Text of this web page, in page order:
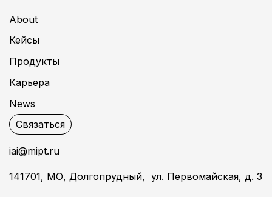
About
Кейсы
Продукты
Карьера
News
Связаться
iai@mipt.ru
141701, МО, Долгопрудный, ул. Первомайская, д. 3